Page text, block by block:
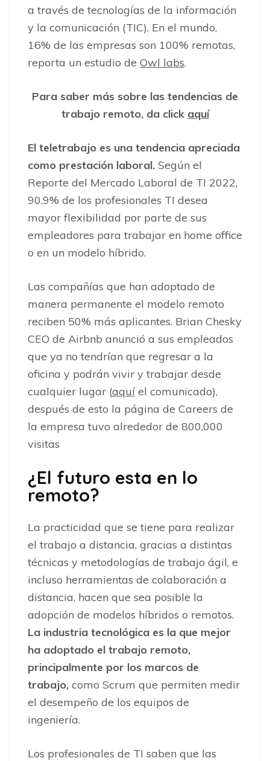
a través de tecnologías de la información
y la comunicación (TIC). En el mundo,
16% de las empresas son 100% remotas,
reporta un estudio de Owl labs.
Para saber más sobre las tendencias de
trabajo remoto, da click aquí
El teletrabajo es una tendencia apreciada
como prestación laboral. Según el
Reporte del Mercado Laboral de TI 2022,
90.9% de los profesionales TI desea
mayor flexibilidad por parte de sus
empleadores para trabajar en home office
o en un modelo híbrido.
Las compañías que han adoptado de
manera permanente el modelo remoto
reciben 50% más aplicantes. Brian Chesky
CEO de Airbnb anunció a sus empleados
que ya no tendrían que regresar a la
oficina y podrán vivir y trabajar desde
cualquier lugar (aquí el comunicado),
después de esto la página de Careers de
la empresa tuvo alrededor de 800,000
visitas
¿El futuro esta en lo
remoto?
La practicidad que se tiene para realizar
el trabajo a distancia, gracias a distintas
técnicas y metodologías de trabajo ágil, e
incluso herramientas de colaboración a
distancia, hacen que sea posible la
adopción de modelos híbridos o remotos.
La industria tecnológica es la que mejor
ha adoptado el trabajo remoto,
principalmente por los marcos de
trabajo, como Scrum que permiten medir
el desempeño de los equipos de
ingeniería.
Los profesionales de TI saben que las